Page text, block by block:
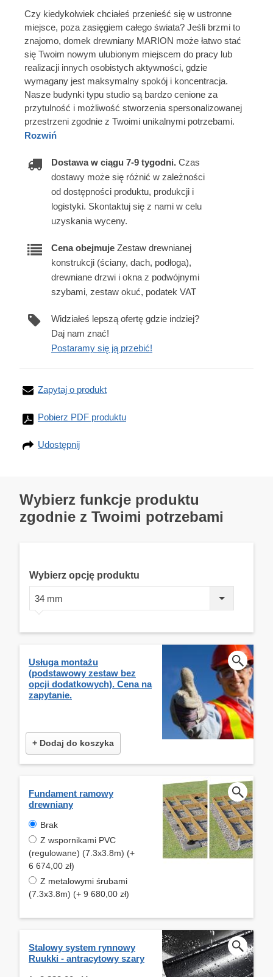
Czy kiedykolwiek chciałeś przenieść się w ustronne
miejsce, poza zasięgiem całego świata? Jeśli brzmi to
znajomo, domek drewniany MARION może łatwo stać
się Twoim nowym ulubionym miejscem do pracy lub
realizacji innych osobistych aktywności, gdzie
wymagany jest maksymalny spokój i koncentracja.
Nasze budynki typu studio są bardzo cenione za
przytulność i możliwość stworzenia spersonalizowanej
przestrzeni zgodnie z Twoimi unikalnymi potrzebami.
Rozwiń
Dostawa w ciągu 7-9 tygodni. Czas
dostawy może się różnić w zależności
od dostępności produktu, produkcji i
logistyki. Skontaktuj się z nami w celu
uzyskania wyceny.
Cena obejmuje Zestaw drewnianej
konstrukcji (ściany, dach, podłoga),
drewniane drzwi i okna z podwójnymi
szybami, zestaw okuć, podatek VAT
Widziałeś lepszą ofertę gdzie indziej?
Daj nam znać!
Postaramy się ją przebić!
Zapytaj o produkt
Pobierz PDF produktu
Udostępnij
Wybierz funkcje produktu
zgodnie z Twoimi potrzebami
Wybierz opcję produktu
34 mm
Usługa montażu
(podstawowy zestaw bez
opcji dodatkowych). Cena na
zapytanie.
+ Dodaj do koszyka
Fundament ramowy
drewniany
Brak
Z wspornikami PVC
(regulowane) (7.3x3.8m) (+
6 674,00 zł)
Z metalowymi śrubami
(7.3x3.8m) (+ 9 680,00 zł)
Stalowy system rynnowy
Ruukki - antracytowy szary